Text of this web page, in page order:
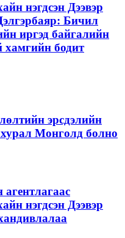
нэгдсэн Дээвэр
Бичил
иргэд байгалийн
хамгийн бодит
эрсдэлийн
Монголд болно
нэгдсэн Дээвэр